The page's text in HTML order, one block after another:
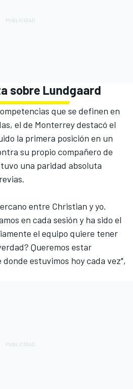
sobre Lundgaard
que se definen en
el de Monterrey destacó el
la primera posición en un
su propio compañero de
una paridad absoluta
entre Christian y yo.
en cada sesión y ha sido el
el equipo quiere tener
Queremos estar
estuvimos hoy cada vez",